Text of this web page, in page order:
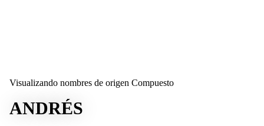
Visualizando nombres de origen Compuesto
ANDRÉS